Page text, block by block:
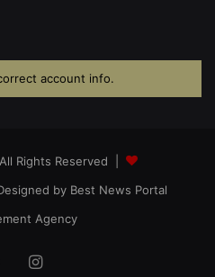
account info.
Rights Reserved |
by Best News Portal
Agency
FacebookInstagram